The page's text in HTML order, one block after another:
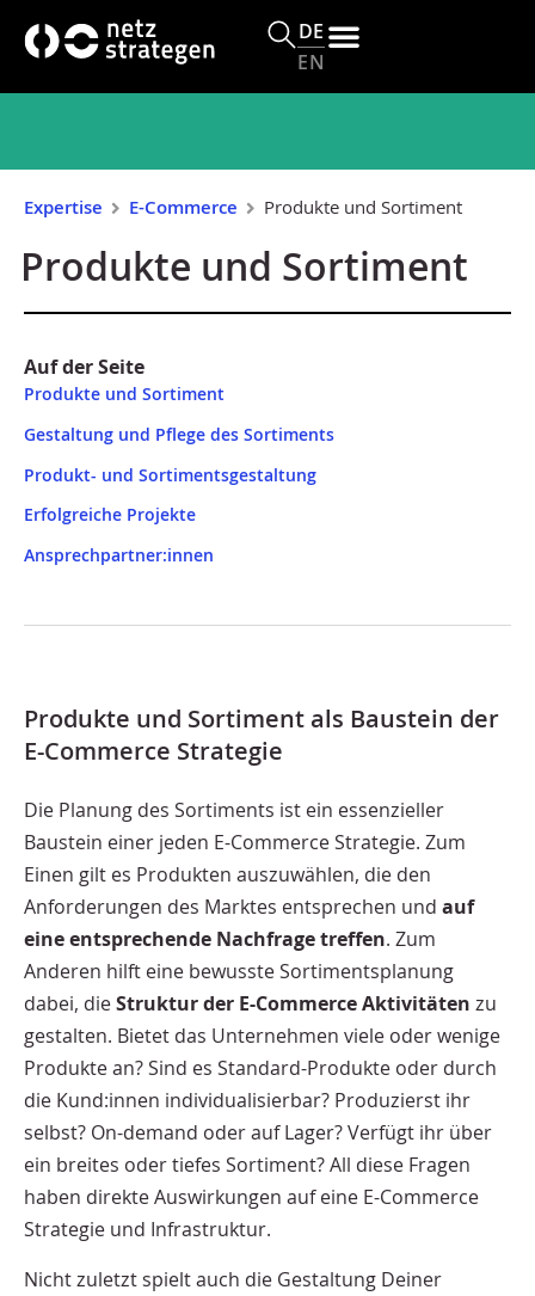
n
DE
EN
Expertise E-Commerce Produkte und Sortiment
Produkte und Sortiment
Auf der Seite
Produkte und Sortiment
Gestaltung und Pflege des Sortiments
Produkt- und Sortimentsgestaltung
Erfolgreiche Projekte
Ansprechpartner:innen
Produkte und Sortiment als Baustein der
E-Commerce Strategie
Die Planung des Sortiments ist ein essenzieller
Baustein einer jeden E-Commerce Strategie. Zum
Einen gilt es Produkten auszuwählen, die den
Anforderungen des Marktes entsprechen und auf
eine entsprechende Nachfrage treffen. Zum
Anderen hilft eine bewusste Sortimentsplanung
dabei, dieStruktur der E-Commerce Aktivitäten zu
gestalten. Bietet das Unternehmen viele oder wenige
Produkte an? Sind es Standard-Produkte oder durch
die Kund:innen individualisierbar? Produzierst ihr
selbst? On-demand oder auf Lager? Verfügt ihr über
ein breites oder tiefes Sortiment? All diese Fragen
haben direkte Auswirkungen auf eine E-Commerce
Strategie und Infrastruktur.
Nicht zuletzt spielt auch die Gestaltung Deiner